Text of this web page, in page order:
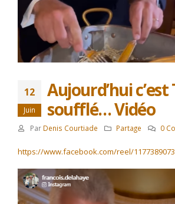
12
Juin
Aujourd’hui
soufflé… Vidéo
Par Denis Courtiade Partage 0
https://www.facebook.com/reel/